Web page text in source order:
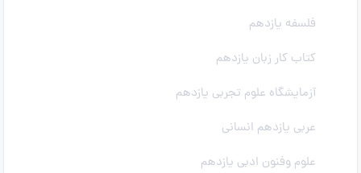
فلسفه یازدهم
کتاب کار زبان یازدهم
آزمایشگاه علوم تجربی یازدهم
عربی یازدهم انسانی
علوم وفنون ادبی یازدهم